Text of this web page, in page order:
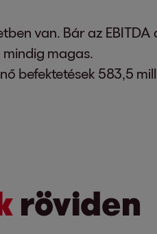
van. Bár az
mindig magas.
befektetések 583,5
röviden